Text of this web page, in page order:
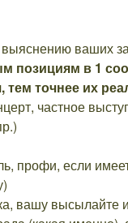
ваших
позициям в 1
точнее их
частное
профи, если
вашу высылайте